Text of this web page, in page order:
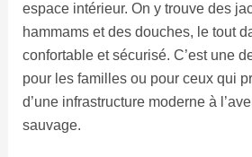
espace intérieur. On y trouve des
hammams et des douches, le tout
confortable et sécurisé. C’est une
pour les familles ou pour ceux qui
d’une infrastructure moderne à
sauvage.